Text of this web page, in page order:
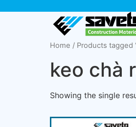
Home / Products tagged
keo chà
Showing the single